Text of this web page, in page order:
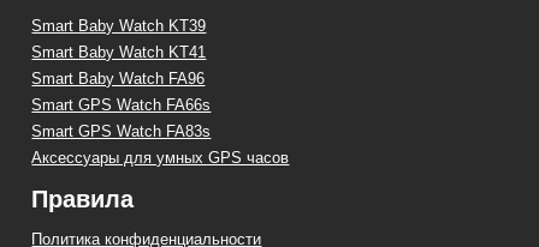
Smart Baby Watch KT39
Smart Baby Watch KT41
Smart Baby Watch FA96
Smart GPS Watch FA66s
Smart GPS Watch FA83s
Аксессуары для умных GPS часов
Правила
Политика конфиденциальности